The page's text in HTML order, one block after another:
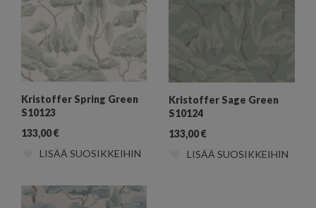
Kristoffer Spring Green
S10123
133,00€
LISÄÄ SUOSIKKEIHIN
Kristoffer Sage Green
S10124
133,00€
LISÄÄ SUOSIKKEIHIN